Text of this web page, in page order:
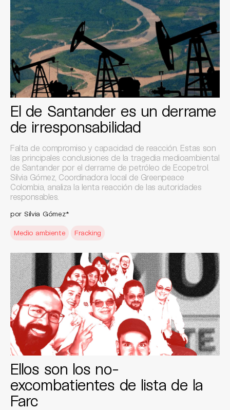
El de Santander es un derrame
de irresponsabilidad
Falta de compromiso y capacidad de reacción. Estas son
las principales conclusiones de la tragedia medioambiental
de Santander por el derrame de petróleo de Ecopetrol.
Silvia Gómez, Coordinadora local de Greenpeace
Colombia, analiza la lenta reacción de las autoridades
responsables.
por Silvia Gómez*
Medio ambiente Fracking
Ellos son los no-
excombatientes de lista de la
Farc